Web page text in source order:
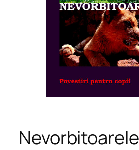
Nevorbitoarele